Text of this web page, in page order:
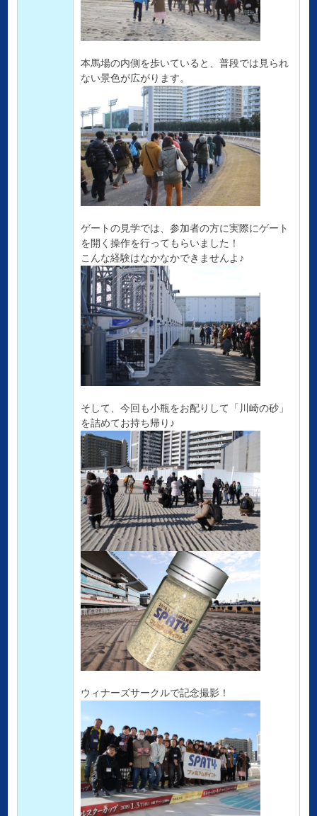
本馬場の内側を歩いていると、普段では見られ
ない景色が広がります。
ゲートの見学では、参加者の方に実際にゲート
を開く操作を行ってもらいました！
こんな経験はなかなかできませんよ♪
そして、今回も小瓶をお配りして「川崎の砂」
を詰めてお持ち帰り♪
ウィナーズサークルで記念撮影！